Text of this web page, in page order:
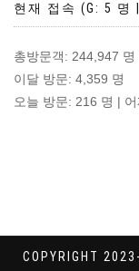
현재 접속 (G: 5 명
총방문객: 244,947
이달 방문: 4,359 명
오늘 방문: 216 명 |
COPYRIGHT